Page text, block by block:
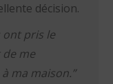
décision.
ont pris le
de me
ma maison.”